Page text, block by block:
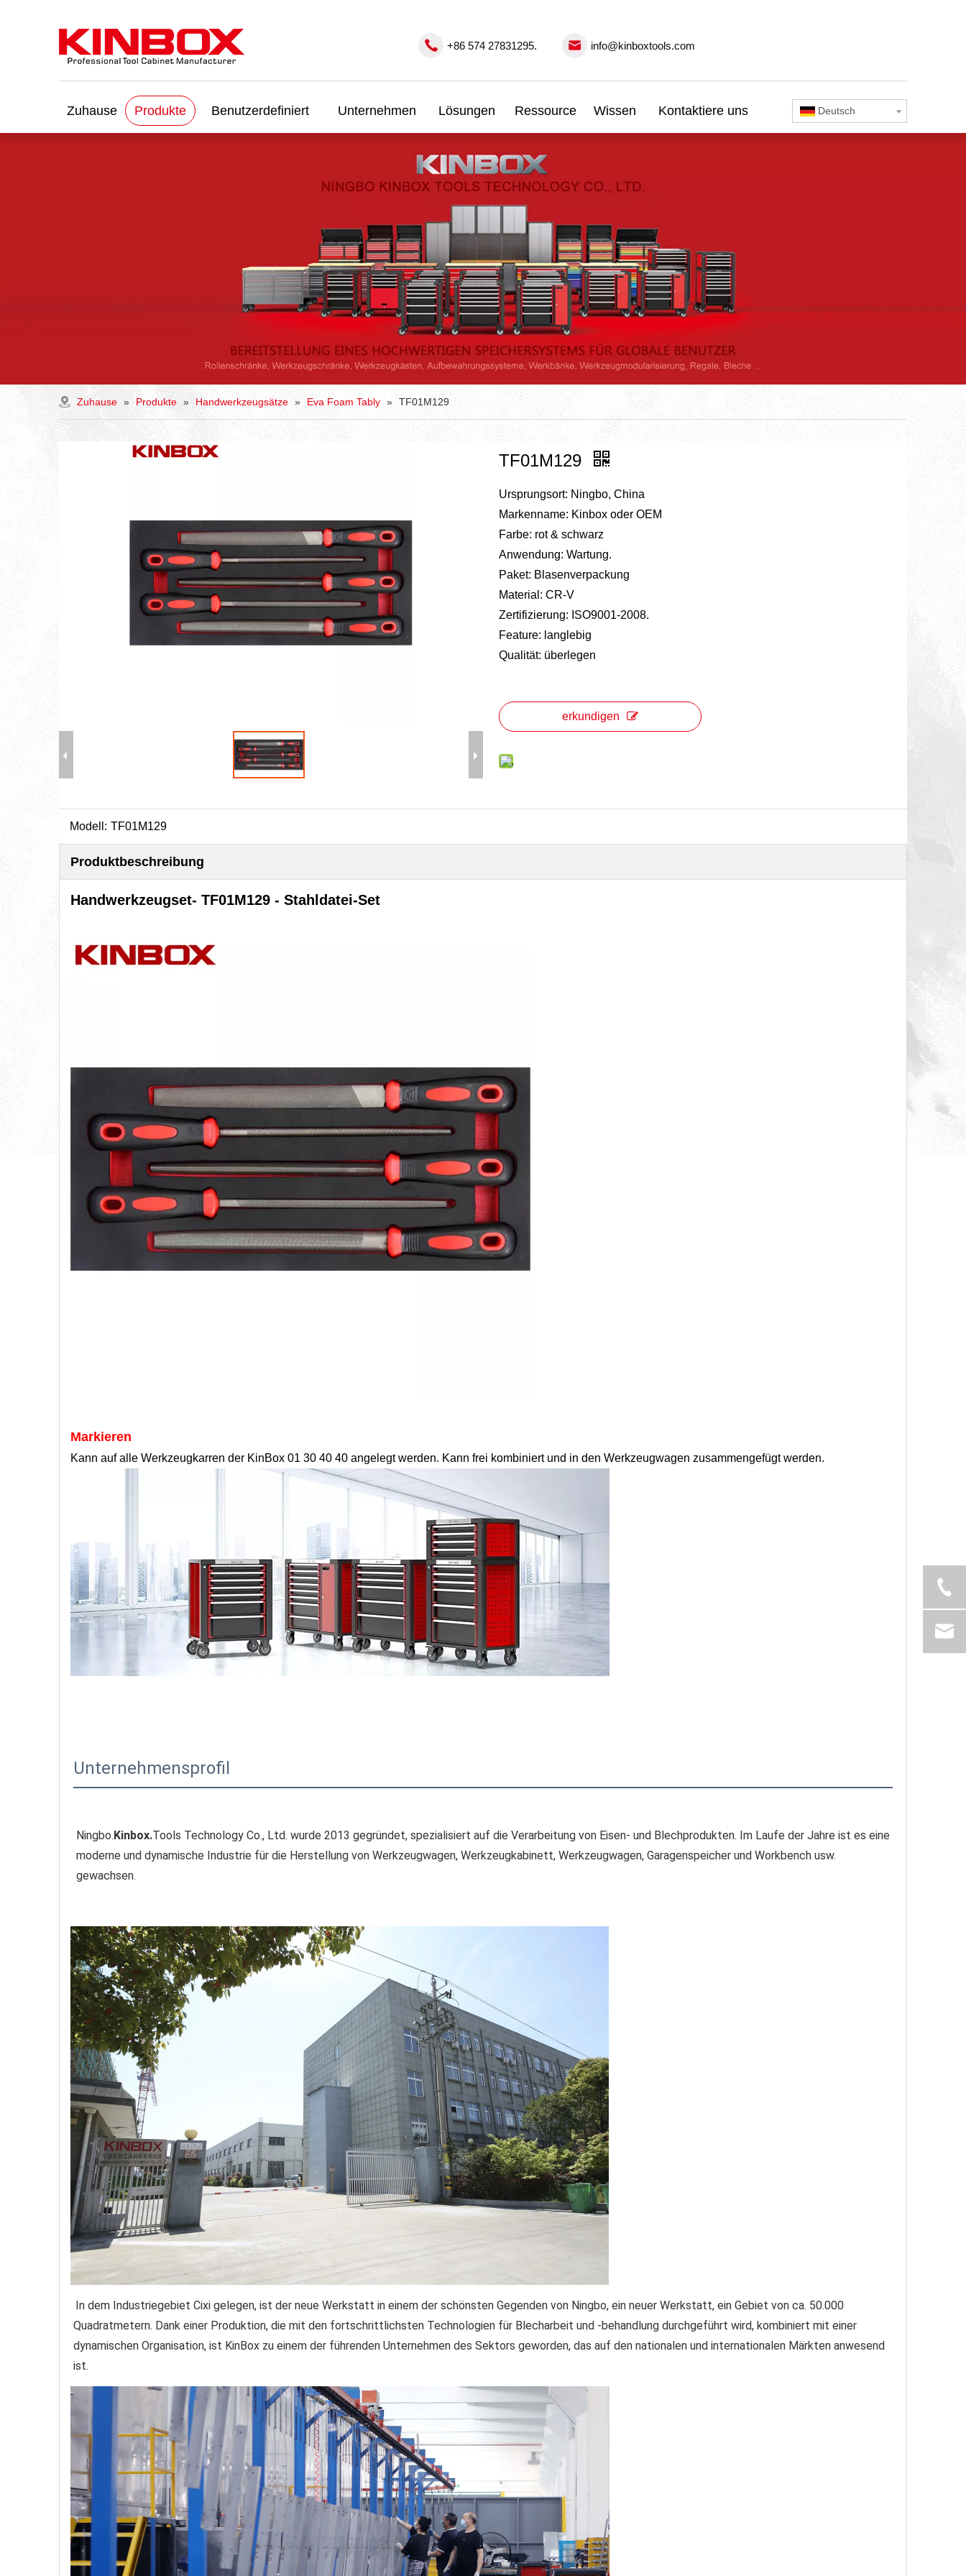
+86 574 27831295. info@kinboxtools.com
Zuhause Produkte Benutzerdefiniert Unternehmen Lösungen Ressource Wissen Kontaktiere uns Deutsch
Zuhause » Produkte » Handwerkzeugsätze » Eva Foam Tably » TF01M129
TF01M129
Ursprungsort: Ningbo, China
Markenname: Kinbox oder OEM
Farbe: rot & schwarz
Anwendung: Wartung.
Paket: Blasenverpackung
Material: CR-V
Zertifizierung: ISO9001-2008.
Feature: langlebig
Qualität: überlegen
erkundigen
Modell: TF01M129
Produktbeschreibung
Handwerkzeugset- TF01M129 - Stahldatei-Set
Markieren
Kann auf alle Werkzeugkarren der KinBox 01 30 40 40 angelegt werden. Kann frei kombiniert und in den Werkzeugwagen zusammengefügt werden.
Unternehmensprofil
Ningbo.Kinbox.Tools Technology Co., Ltd. wurde 2013 gegründet, spezialisiert auf die Verarbeitung von Eisen- und Blechprodukten. Im Laufe der Jahre ist es eine
moderne und dynamische Industrie für die Herstellung von Werkzeugwagen, Werkzeugkabinett, Werkzeugwagen, Garagenspeicher und Workbench usw.
gewachsen.
In dem Industriegebiet Cixi gelegen, ist der neue Werkstatt in einem der schönsten Gegenden von Ningbo, ein neuer Werkstatt, ein Gebiet von ca. 50.000
Quadratmetern. Dank einer Produktion, die mit den fortschrittlichsten Technologien für Blecharbeit und -behandlung durchgeführt wird, kombiniert mit einer
dynamischen Organisation, ist KinBox zu einem der führenden Unternehmen des Sektors geworden, das auf den nationalen und internationalen Märkten anwesend
ist.